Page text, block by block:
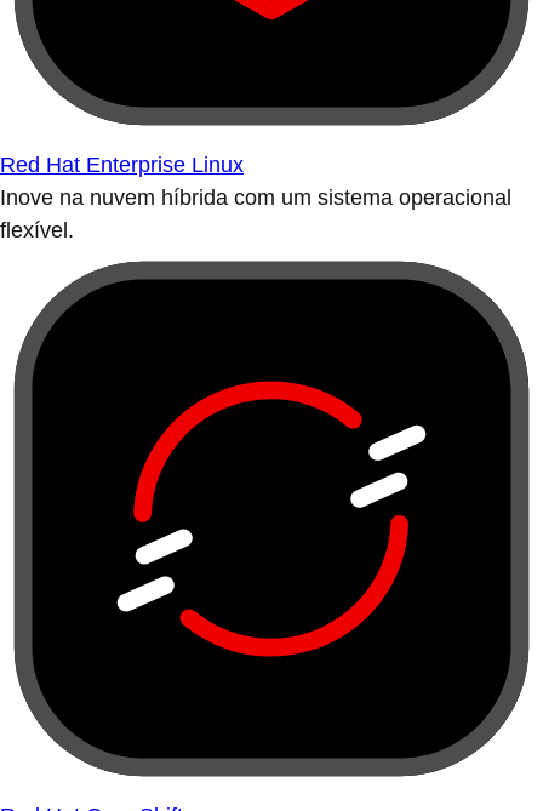
Red Hat Enterprise Linux
Inove na nuvem híbrida com um sistema operacional
flexível.